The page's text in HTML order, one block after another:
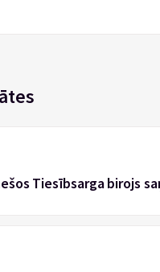
Tiesībsarga birojs